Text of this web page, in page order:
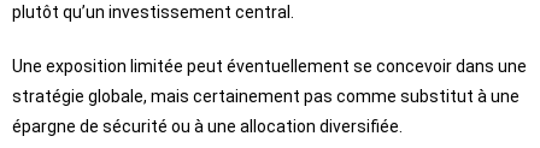
plutôt qu’un investissement central.
Une exposition limitée peut éventuellement se concevoir dans une
stratégie globale, mais certainement pas comme substitut à une
épargne de sécurité ou à une allocation diversifiée.